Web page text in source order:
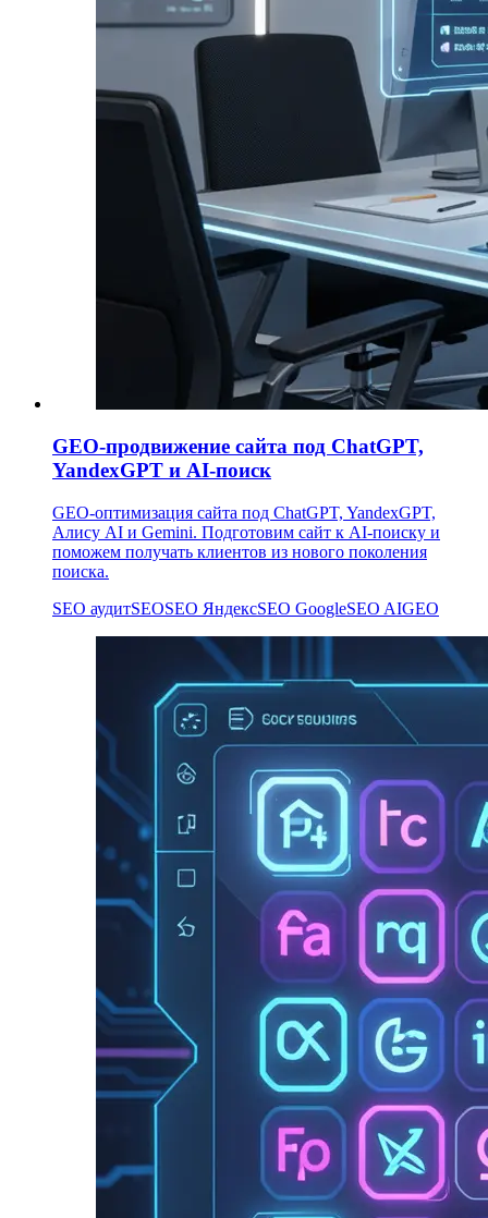
GEO-продвижение сайта под ChatGPT,
YandexGPT и AI-поиск
GEO-оптимизация сайта под ChatGPT, YandexGPT,
Алису AI и Gemini. Подготовим сайт к AI-поиску и
поможем получать клиентов из нового поколения
поиска.
SEO аудитSEOSEO ЯндексSEO GoogleSEO AIGEO